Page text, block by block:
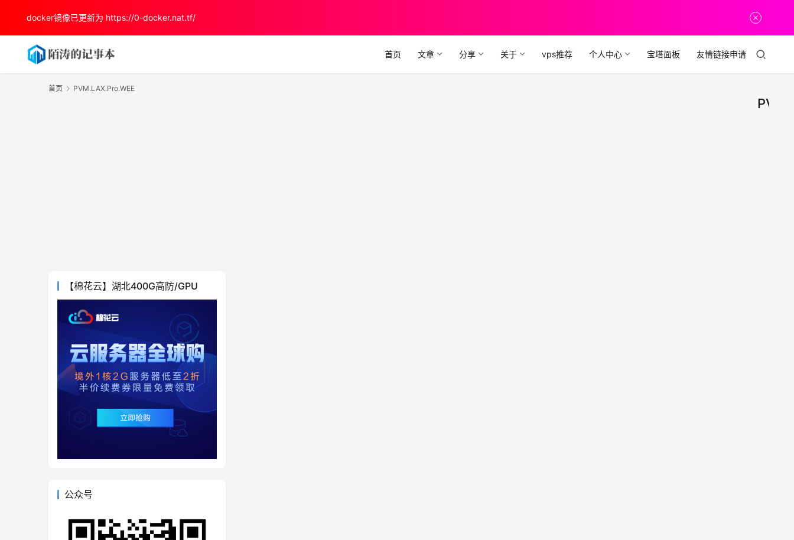
docker镜像已更新为 https://0-docker.nat.tf/
首页 文章 分享 关于 vps推荐 个人中心 宝塔面板 友情链接申请
首页 PVM.LAX.Pro.WEE
【棉花云】湖北400G高防/GPU
公众号